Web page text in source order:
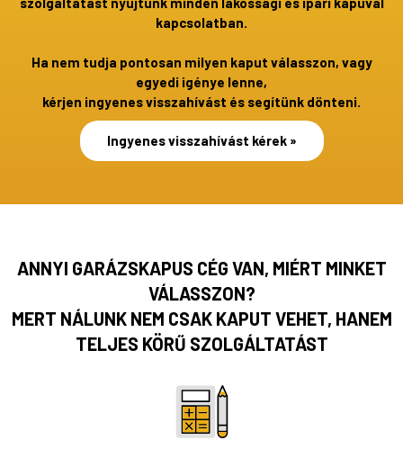
kapcsolatban.
Ha nem tudja pontosan milyen kaput válasszon, vagy
egyedi igénye lenne,
kérjen ingyenes visszahívást és segítünk dönteni.
Ingyenes visszahívást kérek »
ANNYI GARÁZSKAPUS CÉG VAN, MIÉRT MINKET
VÁLASSZON?
MERT NÁLUNK NEM CSAK KAPUT VEHET, HANEM
TELJES KÖRŰ SZOLGÁLTATÁST